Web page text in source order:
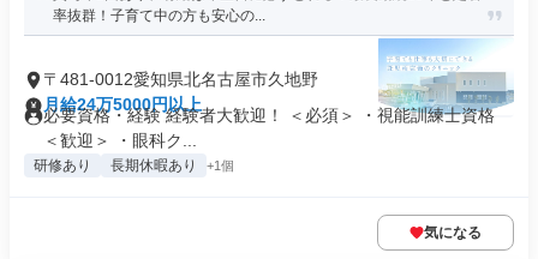
率抜群！子育て中の方も安心の...
〒481-0012愛知県北名古屋市久地野
月給24万5000円以上
必要資格・経験 経験者大歓迎！ ＜必須＞ ・視能訓練士資格
＜歓迎＞ ・眼科ク...
研修あり 長期休暇あり +1個
気になる